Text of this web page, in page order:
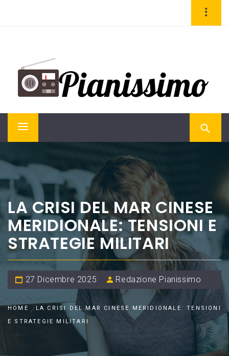
PIANISSIMO
Primary
LA CRISI DEL MAR CINESE
MERIDIONALE: TENSIONI E
STRATEGIE MILITARI
27 Dicembre 2025 Redazione Pianissimo
HOME
LA CRISI DEL MAR CINESE MERIDIONALE: TENSIONI
E STRATEGIE MILITARI